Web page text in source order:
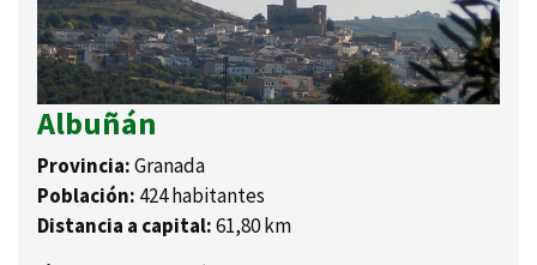
Albuñán
Provincia:Granada
Población: 424 habitantes
Distancia a capital:61,80 km